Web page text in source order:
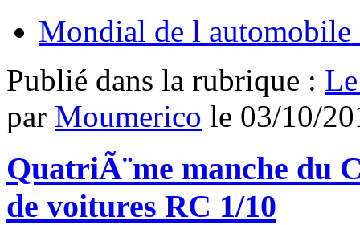
Mondial de l automobile
Publié dans la rubrique :
par Moumerico le 03/10/
QuatriÃ¨me manche du
de voitures RC 1/10